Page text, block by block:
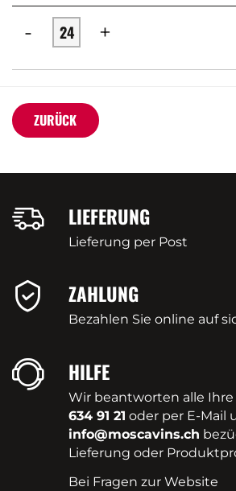
- +
ZURÜCK
LIEFERUNG
Lieferung per Post
ZAHLUNG
Bezahlen Sie online auf
HILFE
Wir beantworten alle
634 91 21 oder per E-Mail
info@moscavins.ch
Lieferung oder
Bei Fragen zur Website